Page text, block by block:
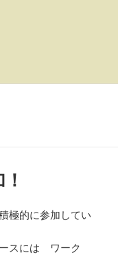
極的に参加してい
スには ワーク